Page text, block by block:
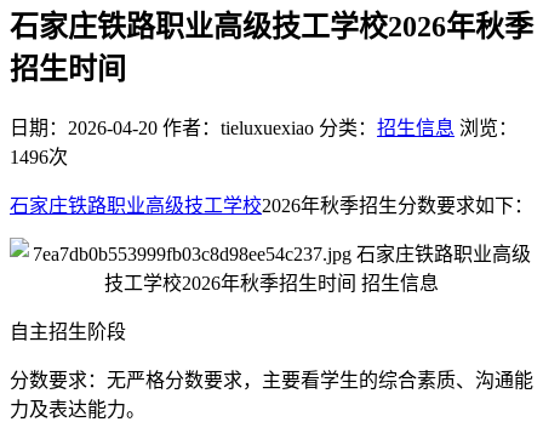
石家庄铁路职业高级技工学校2026年秋季
招生时间
日期：2026-04-20 作者：tieluxuexiao 分类： 招生信息 浏览：
1496次
石家庄铁路职业高级技工学校2026年秋季招生分数要求如下：
自主招生阶段
分数要求：无严格分数要求，主要看学生的综合素质、沟通能
力及表达能力。